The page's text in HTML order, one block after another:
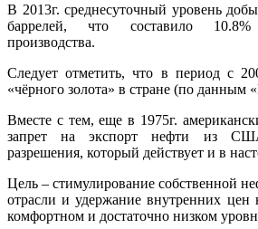
В 2013г. среднесуточный уровень
баррелей, что составило
производства.
Следует отметить, что в период с
«чёрного золота» в стране (по данным
Вместе с тем, еще в 1975г.
запрет на экспорт нефти из
разрешения, который действует и в
Цель – стимулирование собственной
отрасли и удержание внутренних цен
комфортном и достаточно низком